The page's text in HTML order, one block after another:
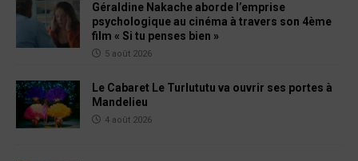
Géraldine Nakache aborde l’emprise
psychologique au cinéma à travers son 4ème
film « Si tu penses bien »
5 août 2026
Le Cabaret Le Turlututu va ouvrir ses portes à
Mandelieu
4 août 2026